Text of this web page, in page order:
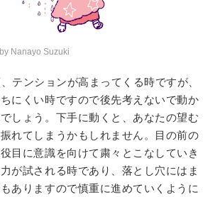
Nanayo Suzuki
テンションが高まってくる時ですが、
にくい時ですので後先考えないで動か
しょう。下手に動くと、あなたの望む
れてしまうかもしれません。目の前の
目に意識を向けて粛々とこなしていき
が試される時であり、落とし穴にはま
ありますので慎重に進めていくように